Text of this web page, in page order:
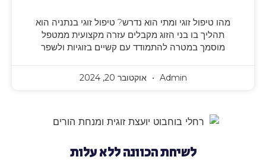
מהו טיפול זוגי ומתי הוא נדרש? טיפול זוגי בנתניה הוא
תהליך בו בני הזוג מקבלים עזרה מקצועית ממטפל
מוסמך במטרה להתמודד עם קשיים בזוגיות ולשפר
Admin אוקטובר 20, 2024
לשיחת הכוונה ללא עלות